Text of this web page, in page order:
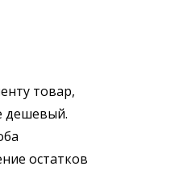
товар,
дешевый.
остатков